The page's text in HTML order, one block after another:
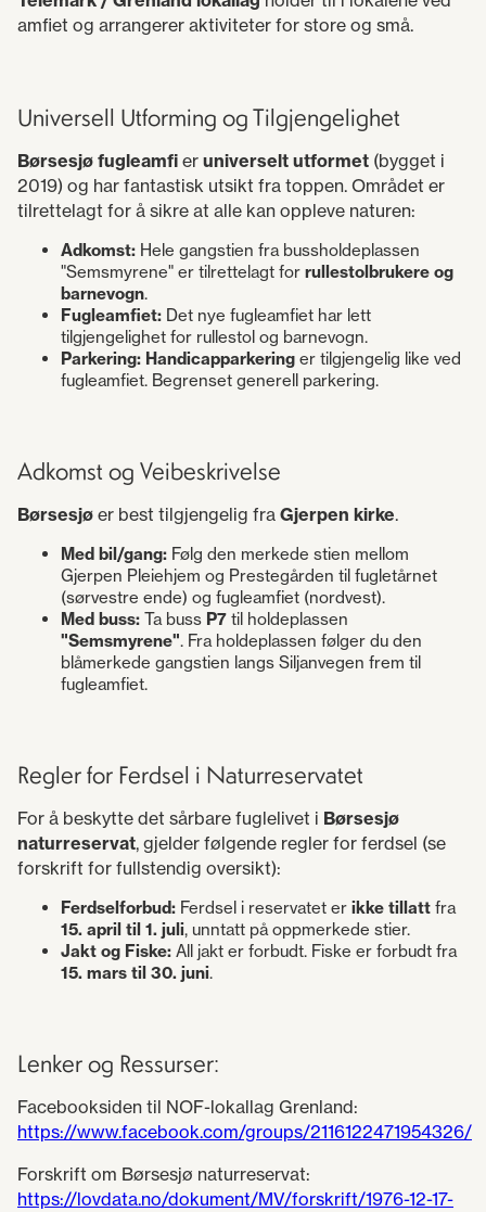
amfiet og arrangerer aktiviteter for store og små.
Universell Utforming og Tilgjengelighet
Børsesjø fugleamfi er universelt utformet (bygget i
2019) og har fantastisk utsikt fra toppen. Området er
tilrettelagt for å sikre at alle kan oppleve naturen:
Adkomst: Hele gangstien fra bussholdeplassen
"Semsmyrene" er tilrettelagt for rullestolbrukere og
barnevogn.
Fugleamfiet: Det nye fugleamfiet har lett
tilgjengelighet for rullestol og barnevogn.
Parkering: Handicapparkering er tilgjengelig like ved
fugleamfiet. Begrenset generell parkering.
Adkomst og Veibeskrivelse
Børsesjø er best tilgjengelig fra Gjerpen kirke.
Med bil/gang: Følg den merkede stien mellom
Gjerpen Pleiehjem og Prestegården til fugletårnet
(sørvestre ende) og fugleamfiet (nordvest).
Med buss: Ta buss P7 til holdeplassen
"Semsmyrene". Fra holdeplassen følger du den
blåmerkede gangstien langs Siljanvegen frem til
fugleamfiet.
Regler for Ferdsel i Naturreservatet
For å beskytte det sårbare fuglelivet i Børsesjø
naturreservat, gjelder følgende regler for ferdsel (se
forskrift for fullstendig oversikt):
Ferdselforbud: Ferdsel i reservatet er ikke tillatt fra
15. april til 1. juli, unntatt på oppmerkede stier.
Jakt og Fiske: All jakt er forbudt. Fiske er forbudt fra
15. mars til 30. juni.
Lenker og Ressurser:
Facebooksiden til NOF-lokallag Grenland:
https://www.facebook.com/groups/2116122471954326/
Forskrift om Børsesjø naturreservat:
https://lovdata.no/dokument/MV/forskrift/1976-12-17-